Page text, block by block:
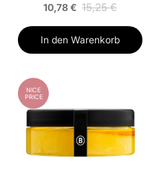
10,78 € 15,25 €
In den Warenkorb
NICE
PRICE